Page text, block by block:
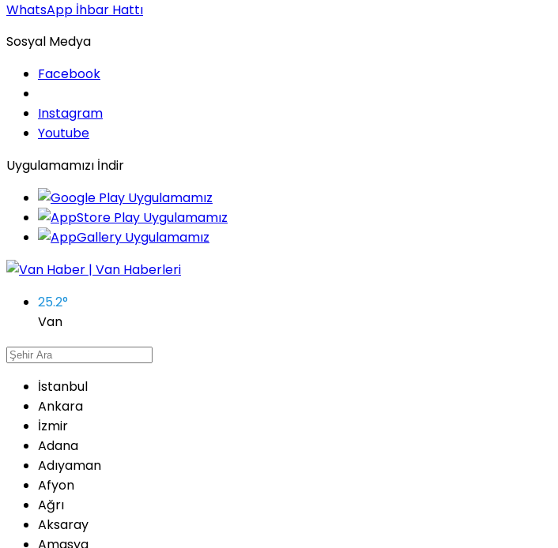
WhatsApp İhbar Hattı
Sosyal Medya
Facebook
Instagram
Youtube
Uygulamamızı İndir
25.2°
Van
İstanbul
Ankara
İzmir
Adana
Adıyaman
Afyon
Ağrı
Aksaray